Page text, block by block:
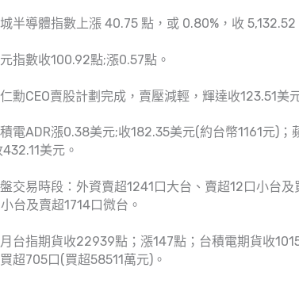
半導體指數上漲 40.75 點，或 0.80%，收 5,132.52
指數收100.92點;漲0.57點。
勳CEO賣股計劃完成，賣壓減輕，輝達收123.51美
電ADR漲0.38美元;收182.35美元(約台幣1161元)
美元。
交易時段：外資賣超1241口大台、賣超12口小台
台及賣超1714口微台。
台指期貨收22939點；漲147點；台積電期貨收
超705口(買超58511萬元)。